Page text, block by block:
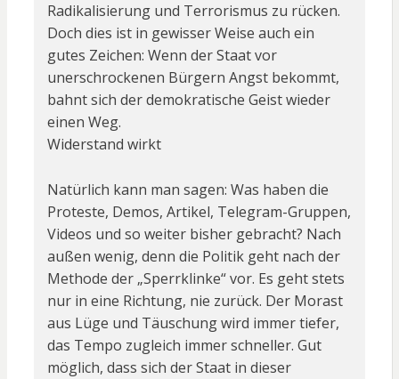
Radikalisierung und Terrorismus zu rücken.
Doch dies ist in gewisser Weise auch ein
gutes Zeichen: Wenn der Staat vor
unerschrockenen Bürgern Angst bekommt,
bahnt sich der demokratische Geist wieder
einen Weg.
Widerstand wirkt
Natürlich kann man sagen: Was haben die
Proteste, Demos, Artikel, Telegram-Gruppen,
Videos und so weiter bisher gebracht? Nach
außen wenig, denn die Politik geht nach der
Methode der „Sperrklinke“ vor. Es geht stets
nur in eine Richtung, nie zurück. Der Morast
aus Lüge und Täuschung wird immer tiefer,
das Tempo zugleich immer schneller. Gut
möglich, dass sich der Staat in dieser